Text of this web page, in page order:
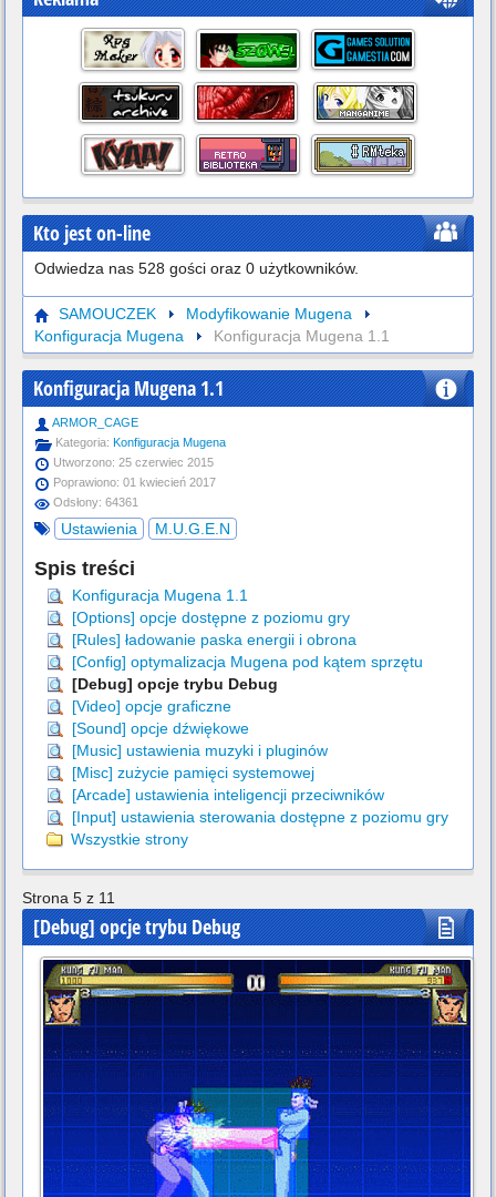
Kto jest on-line
Odwiedza nas 528 gości oraz 0 użytkowników.
SAMOUCZEK
Modyfikowanie Mugena
Konfiguracja Mugena
Konfiguracja Mugena 1.1
Konfiguracja Mugena 1.1
ARMOR_CAGE
Kategoria: Konfiguracja Mugena
Utworzono: 25 czerwiec 2015
Poprawiono: 01 kwiecień 2017
Odsłony: 64361
Ustawienia M.U.G.E.N
Spis treści
Konfiguracja Mugena 1.1
[Options] opcje dostępne z poziomu gry
[Rules] ładowanie paska energii i obrona
[Config] optymalizacja Mugena pod kątem sprzętu
[Debug] opcje trybu Debug
[Video] opcje graficzne
[Sound] opcje dźwiękowe
[Music] ustawienia muzyki i pluginów
[Misc] zużycie pamięci systemowej
[Arcade] ustawienia inteligencji przeciwników
[Input] ustawienia sterowania dostępne z poziomu gry
Wszystkie strony
Strona 5 z 11
[Debug] opcje trybu Debug